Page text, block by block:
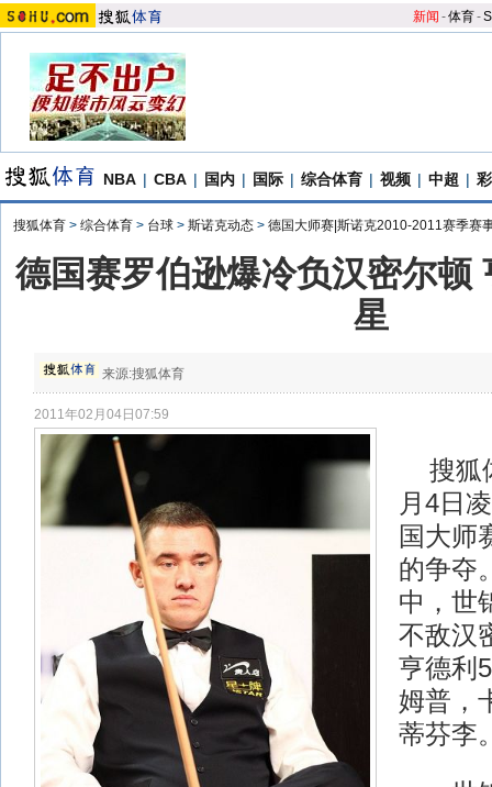
新闻 -体育-S
NBA | CBA | 国内 | 国际 | 综合体育 | 视频 | 中超 |
搜狐体育 > 综合体育 > 台球 > 斯诺克动态 > 德国大师赛|斯诺克2010-2011赛季赛
德国赛罗伯逊爆冷负汉密尔顿
星
来源:搜狐体育
2011年02月04日07:59
搜狐
月4日
国大师
的争夺
中，世
不敌汉
亨德利
姆普，
蒂芬李